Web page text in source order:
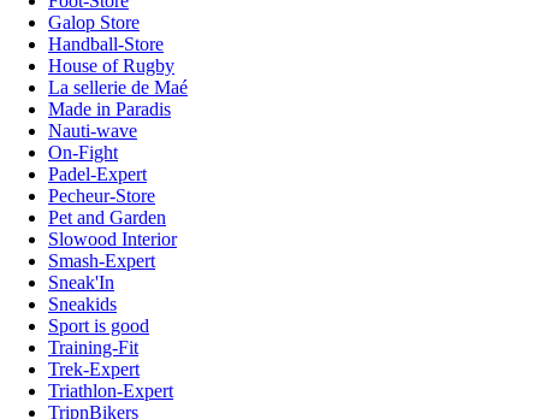
Galop Store
Handball-Store
House of Rugby
La sellerie de Maé
Made in Paradis
Nauti-wave
On-Fight
Padel-Expert
Pecheur-Store
Pet and Garden
Slowood Interior
Smash-Expert
Sneak'In
Sneakids
Sport is good
Training-Fit
Trek-Expert
Triathlon-Expert
TripnBikers